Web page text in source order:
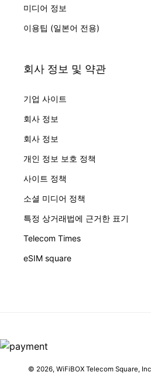
미디어 정보
이용팁 (일본어 전용)
회사 정보 및 약관
기업 사이트
회사 정보
회사 정보
개인 정보 보호 정책
사이트 정책
소셜 미디어 정책
특정 상거래법에 근거한 표기
Telecom Times
eSIM square
© 2026, WiFiBOXTelecom Square,